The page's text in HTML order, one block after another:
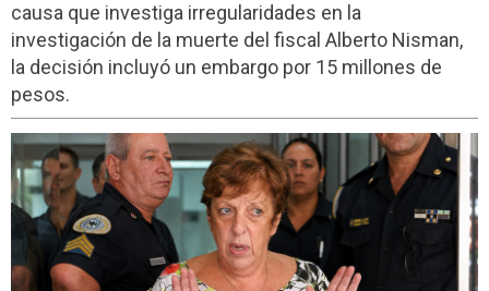
causa que investiga irregularidades en la
investigación de la muerte del fiscal Alberto Nisman,
la decisión incluyó un embargo por 15 millones de
pesos.